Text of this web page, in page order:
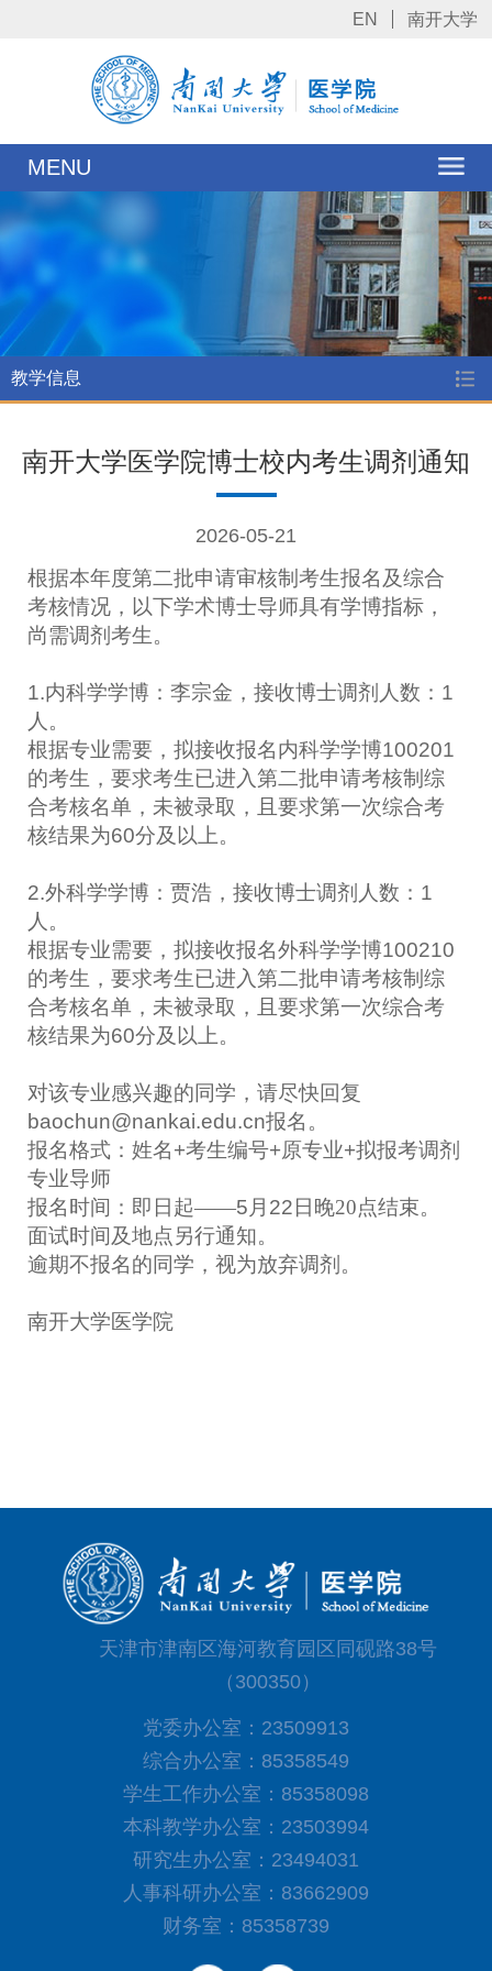
EN 南开大学
MENU
教学信息
南开大学医学院博士校内考生调剂通知
2026-05-21
根据本年度第二批申请审核制考生报名及综合
考核情况，以下学术博士导师具有学博指标，
尚需调剂考生。
1.内科学学博 ： 李宗金 ，接收博士调剂人数： 1
人。
根据专业需要，拟接收报名内科学学博100201
的考生，要求考生已进入第二批申请考核制综
合考核名单，未被录取，且要求第一次综合考
核结果为60分及以上。
2.外科学学博 ： 贾浩 ，接收博士调剂人数： 1
人。
根据专业需要，拟接收报名外科学学博100210
的考生，要求考生已进入第二批申请考核制综
合考核名单，未被录取，且要求第一次综合考
核结果为60分及以上。
对该专业感兴趣的同学，请尽快回复
baochun@nankai.edu.cn报名。
报名格式：姓名+考生编号+原专业+拟报考调剂
专业导师
报名时间：即日起——5 月 22日晚20点结束。
面试时间及地点另行通知。
逾期不报名的同学，视为放弃调剂。
南开大学医学院
天津市津南区海河教育园区同砚路38号
（300350）
党委办公室：23509913
综合办公室：85358549
学生工作办公室：85358098
本科教学办公室：23503994
研究生办公室：23494031
人事科研办公室：83662909
财务室：85358739